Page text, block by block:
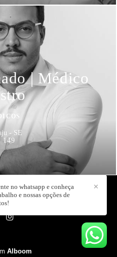
| Médico
- SE
149
/CONTATO
✕
no whatsapp e conheça
e nossas opções de
Alboom